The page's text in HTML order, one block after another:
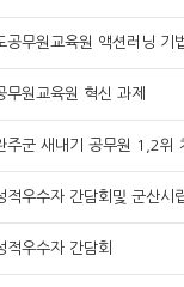
공무원교육원 액션러닝 기
무원교육원 혁신 과제
주군 새내기 공무원 1,2위
적우수자 간담회및 군산시
적우수자 간담회